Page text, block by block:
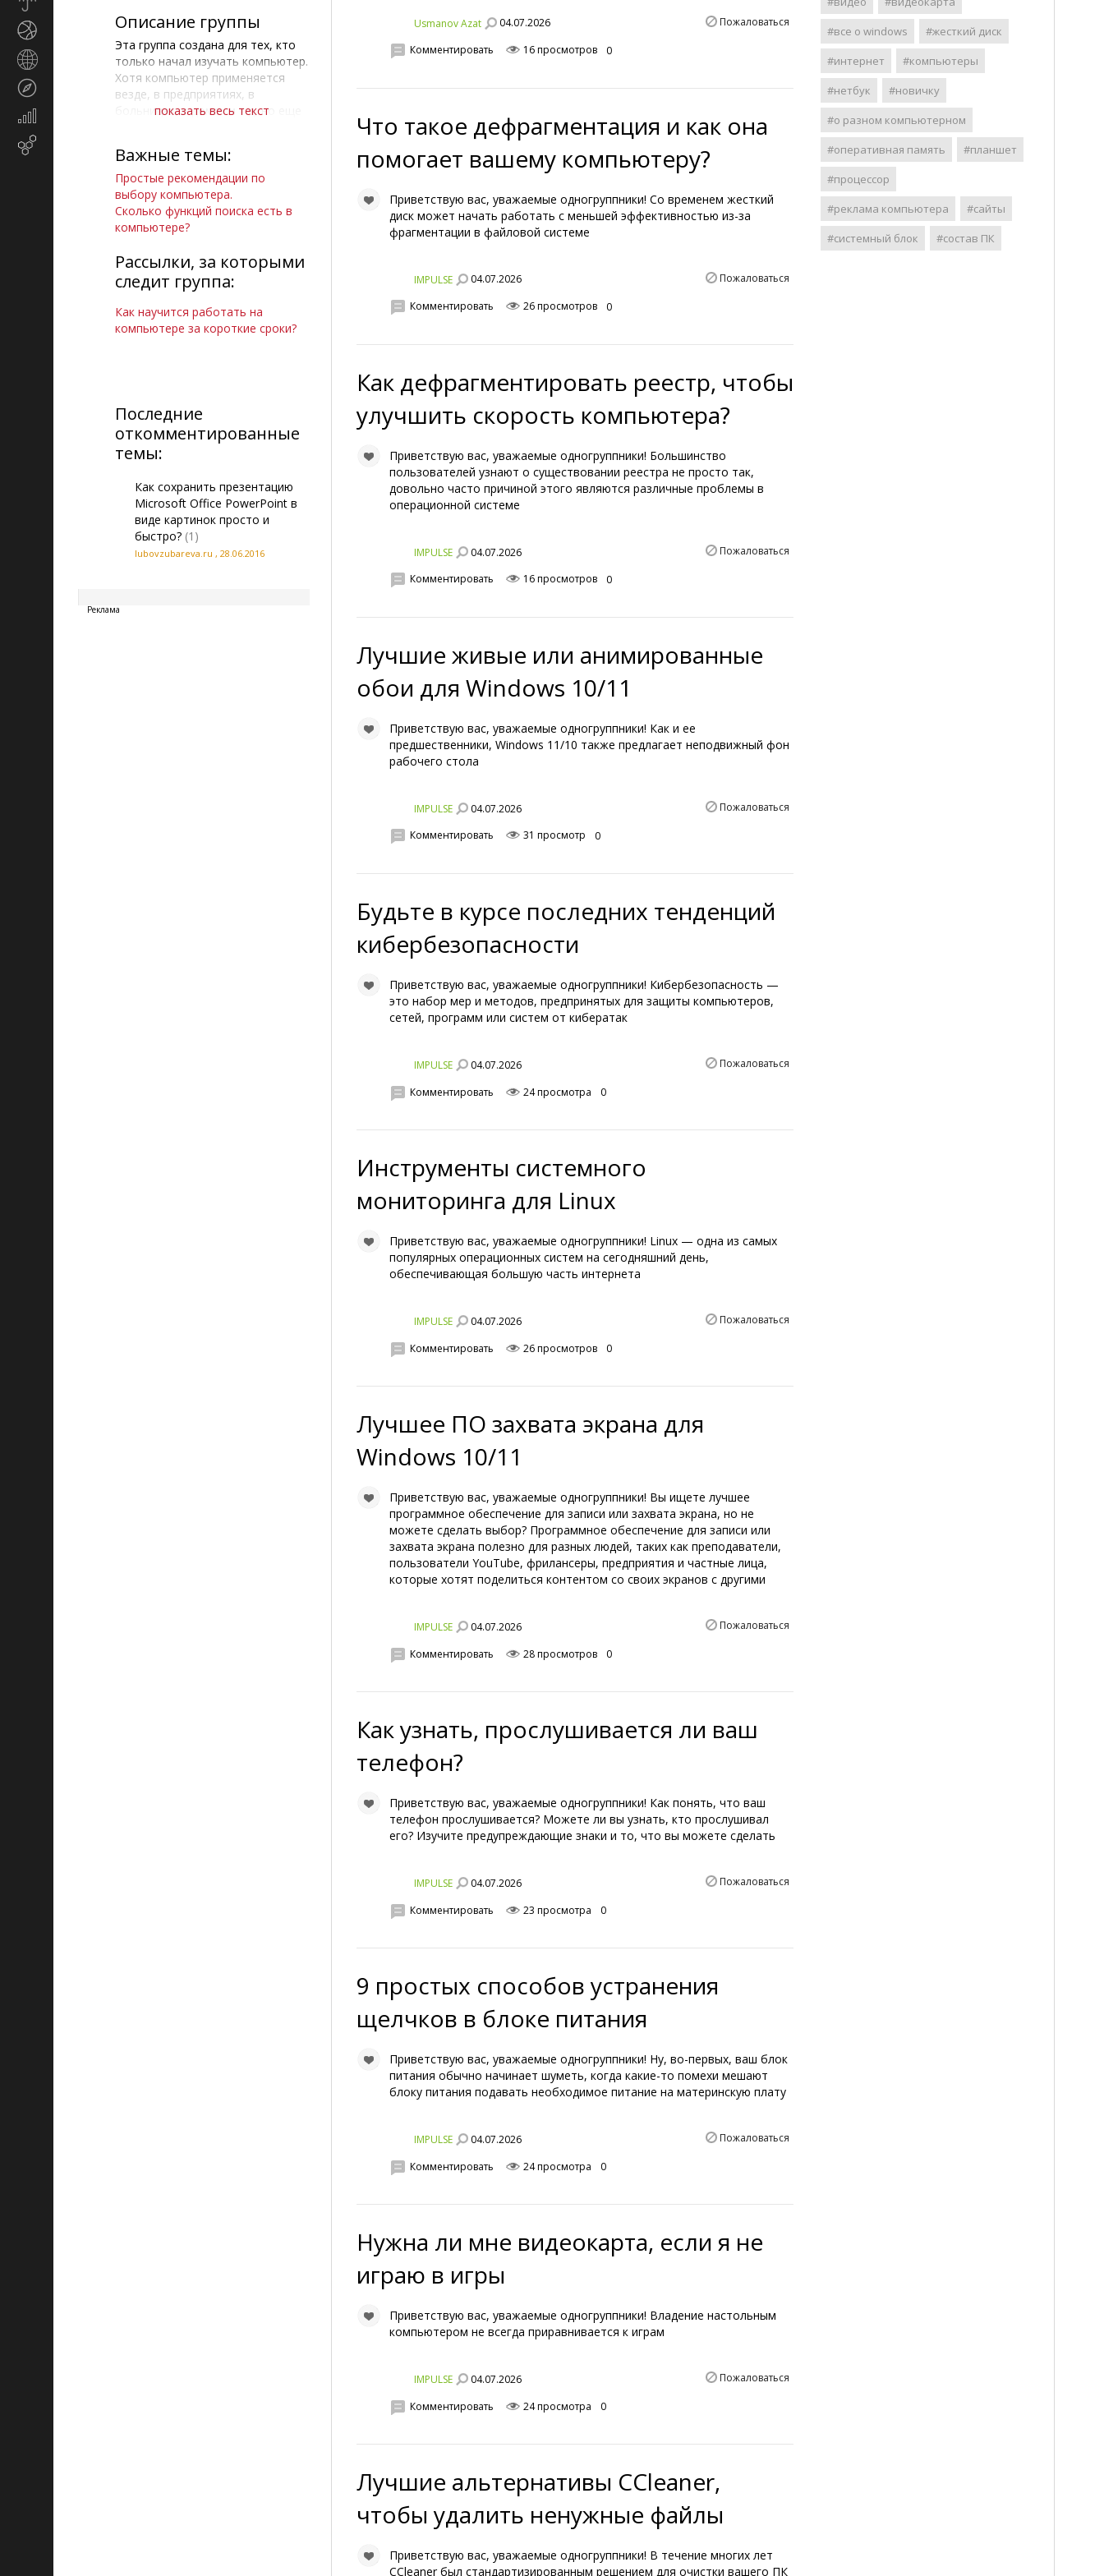
маркетинг
Описание группы
Эта группа создана для тех, кто
только начал изучать компьютер.
Хотя компьютер применяется
везде, в предприятиях, в
больницах, в домах и т.д, но еще
компьютером. Всем тем, которые
хотят быстро освоить
компьютер: Добро пожаловать в
группу". А так же добавляйтесь и
те, кто хорошо разбирается в
другу.
показать весь текст
Важные темы:
Простые рекомендации по
выбору компьютера.
Сколько функций поиска есть в
компьютере?
Рассылки, за которыми
следит группа:
Как научится работать на
компьютере за короткие сроки?
Последние
откомментированные
темы:
Как сохранить презентацию
Microsoft Office PowerPoint в
виде картинок просто и
быстро? (1)
lubovzubareva.ru , 28.06.2016
Реклама
Usmanov Azat 04.07.2026 Пожаловаться
Комментировать 16 просмотров 0
Что такое дефрагментация и как она
помогает вашему компьютеру?
Приветствую вас, уважаемые одногруппники! Со временем жесткий
диск может начать работать с меньшей эффективностью из-за
фрагментации в файловой системе
IMPULSE 04.07.2026 Пожаловаться
Комментировать 26 просмотров 0
Как дефрагментировать реестр, чтобы
улучшить скорость компьютера?
Приветствую вас, уважаемые одногруппники! Большинство
пользователей узнают о существовании реестра не просто так,
довольно часто причиной этого являются различные проблемы в
операционной системе
IMPULSE 04.07.2026 Пожаловаться
Комментировать 16 просмотров 0
Лучшие живые или анимированные
обои для Windows 10/11
Приветствую вас, уважаемые одногруппники! Как и ее
предшественники, Windows 11/10 также предлагает неподвижный фон
рабочего стола
IMPULSE 04.07.2026 Пожаловаться
Комментировать 31 просмотр 0
Будьте в курсе последних тенденций
кибербезопасности
Приветствую вас, уважаемые одногруппники! Кибербезопасность —
это набор мер и методов, предпринятых для защиты компьютеров,
сетей, программ или систем от кибератак
IMPULSE 04.07.2026 Пожаловаться
Комментировать 24 просмотра 0
Инструменты системного
мониторинга для Linux
Приветствую вас, уважаемые одногруппники! Linux — одна из самых
популярных операционных систем на сегодняшний день,
обеспечивающая большую часть интернета
IMPULSE 04.07.2026 Пожаловаться
Комментировать 26 просмотров 0
Лучшее ПО захвата экрана для
Windows 10/11
Приветствую вас, уважаемые одногруппники! Вы ищете лучшее
программное обеспечение для записи или захвата экрана, но не
можете сделать выбор? Программное обеспечение для записи или
захвата экрана полезно для разных людей, таких как преподаватели,
пользователи YouTube, фрилансеры, предприятия и частные лица,
которые хотят поделиться контентом со своих экранов с другими
IMPULSE 04.07.2026 Пожаловаться
Комментировать 28 просмотров 0
Как узнать, прослушивается ли ваш
телефон?
Приветствую вас, уважаемые одногруппники! Как понять, что ваш
телефон прослушивается? Можете ли вы узнать, кто прослушивал
его? Изучите предупреждающие знаки и то, что вы можете сделать
IMPULSE 04.07.2026 Пожаловаться
Комментировать 23 просмотра 0
9 простых способов устранения
щелчков в блоке питания
Приветствую вас, уважаемые одногруппники! Ну, во-первых, ваш блок
питания обычно начинает шуметь, когда какие-то помехи мешают
блоку питания подавать необходимое питание на материнскую плату
IMPULSE 04.07.2026 Пожаловаться
Комментировать 24 просмотра 0
Нужна ли мне видеокарта, если я не
играю в игры
Приветствую вас, уважаемые одногруппники! Владение настольным
компьютером не всегда приравнивается к играм
IMPULSE 04.07.2026 Пожаловаться
Комментировать 24 просмотра 0
Лучшие альтернативы CCleaner,
чтобы удалить ненужные файлы
Приветствую вас, уважаемые одногруппники! В течение многих лет
CCleaner был стандартизированным решением для очистки вашего ПК
#все о windows
#жесткий диск
#интернет
#компьютеры
#нетбук
#новичку
#о разном компьютерном
#оперативная память
#планшет
#процессор
#реклама компьютера
#сайты
#системный блок
#состав ПК